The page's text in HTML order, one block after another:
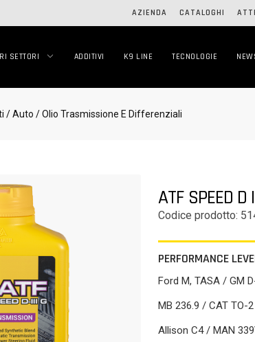
AZIENDA CATALOGHI
SETTORI ADDITIVI K9 LINE TECNOLOGIE
/ Auto / Olio Trasmissione E Differenziali
ATF SPEED D
Codice prodotto:
PERFORMANCE
Ford M, TASA / GM
MB 236.9 / CAT TO-2
Allison C4 / MAN